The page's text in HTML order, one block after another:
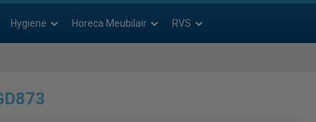
Hygiene Horeca Meubilair RVS